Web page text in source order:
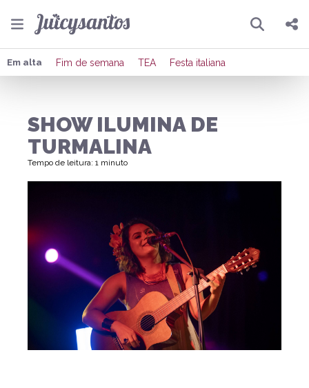
Pesquisar
Compartilhar
Enviar por Whatsapp
Em alta Fim de semana TEA Festa italiana
SHOW ILUMINA DE
TURMALINA
Tempo de leitura: 1 minuto